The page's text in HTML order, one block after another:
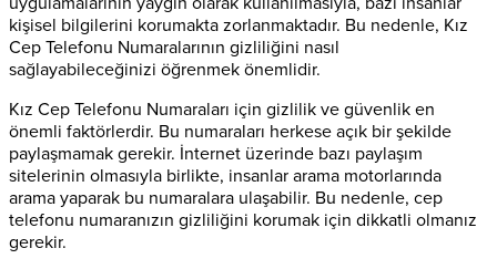
kişisel bilgilerini korumakta zorlanmaktadır. Bu nedenle, Kız
Cep Telefonu Numaralarının gizliliğini nasıl
sağlayabileceğinizi öğrenmek önemlidir.
Kız Cep Telefonu Numaraları için gizlilik ve güvenlik en
önemli faktörlerdir. Bu numaraları herkese açık bir şekilde
paylaşmamak gerekir. İnternet üzerinde bazı paylaşım
sitelerinin olmasıyla birlikte, insanlar arama motorlarında
arama yaparak bu numaralara ulaşabilir. Bu nedenle, cep
telefonu numaranızın gizliliğini korumak için dikkatli olmanız
gerekir.